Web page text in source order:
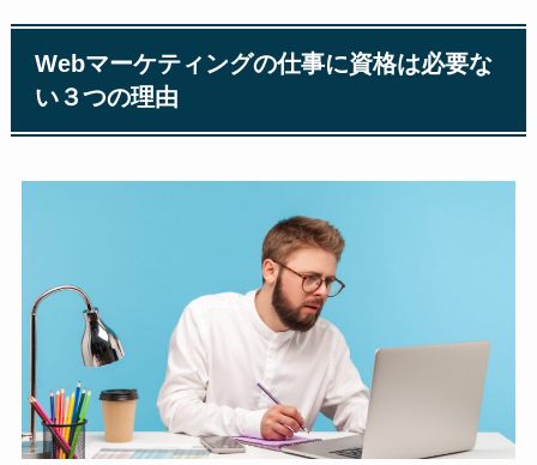
Webマーケティングの仕事に資格は必要な
い３つの理由